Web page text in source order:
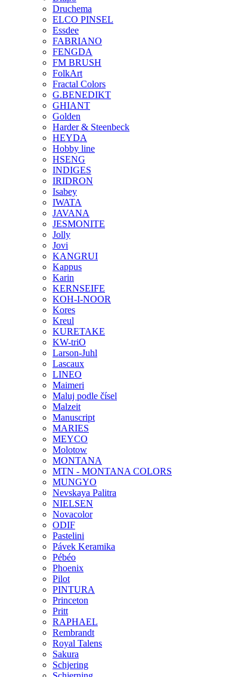
Druchema
ELCO PINSEL
Essdee
FABRIANO
FENGDA
FM BRUSH
FolkArt
Fractal Colors
G.BENEDIKT
GHIANT
Golden
Harder & Steenbeck
HEYDA
Hobby line
HSENG
INDIGES
IRIDRON
Isabey
IWATA
JAVANA
JESMONITE
Jolly
Jovi
KANGRUI
Kappus
Karin
KERNSEIFE
KOH-I-NOOR
Kores
Kreul
KURETAKE
KW-triO
Larson-Juhl
Lascaux
LINEO
Maimeri
Maluj podle čísel
Malzeit
Manuscript
MARIES
MEYCO
Molotow
MONTANA
MTN - MONTANA COLORS
MUNGYO
Nevskaya Palitra
NIELSEN
Novacolor
ODIF
Pastelini
Pávek Keramika
Pébéo
Phoenix
Pilot
PINTURA
Princeton
Pritt
RAPHAEL
Rembrandt
Royal Talens
Sakura
Schjering